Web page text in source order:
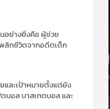
อย่างยิ่งคือ ผู้ช่วย
ลิกชีวิตจากอดีตเด็ก
และเป้าหมายตั้งแต่ยัง
บอล บาสเกตบอล และ